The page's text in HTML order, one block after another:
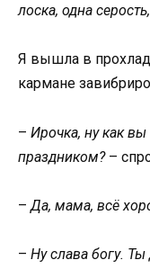
лоска, одна серость,
Я вышла в
кармане
– Ирочка, ну как
праздником?–
– Да, мама, всё
– Ну слава богу.